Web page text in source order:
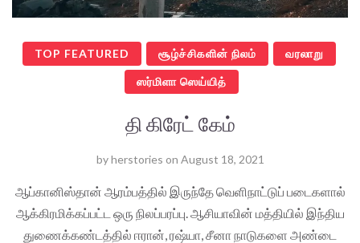
TOP FEATURED சூழ்ச்சிகளின் நிலம் வரலாறு
ஸர்மிளா ஸெய்யித்
தி கிரேட் கேம்
byherstories on August 18, 2021
ஆப்கானிஸ்தான் ஆரம்பத்தில் இருந்தே வெளிநாட்டுப் படைகளால்
ஆக்கிரமிக்கப்பட்ட ஒரு நிலப்பரப்பு. ஆசியாவின் மத்தியில் இந்திய
துணைக்கண்டத்தில் ஈரான், ரஷ்யா, சீனா நாடுகளை அண்டை